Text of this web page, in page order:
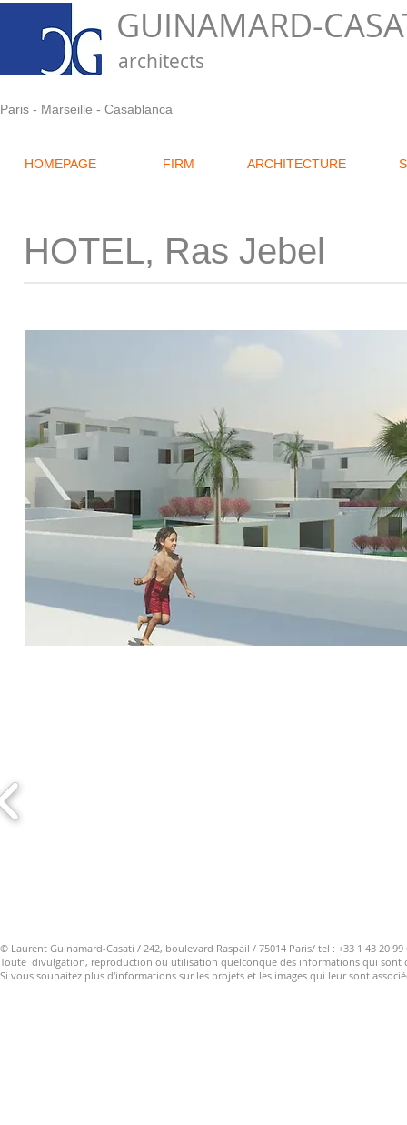
GUINAMARD-
architects
Paris - Marseille - Casablanca
HOMEPAGE FIRM ARCHITECTURE
HOTEL, Ras Jebel
© Laurent Guinamard-Casati / 242, boulevard Raspail / 75014 Paris/ tel : +33 1 43 20
Toute divulgation, reproduction ou utilisation quelconque des informations qui sont
Si vous souhaitez plus d'informations sur les projets et les images qui leur sont